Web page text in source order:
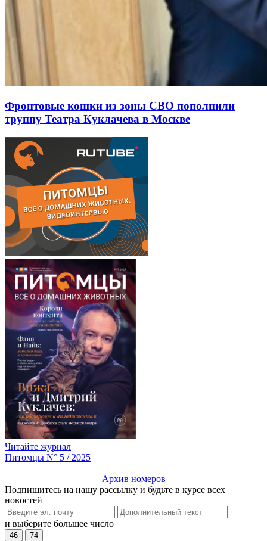
Фронтовые кошки из зоны СВО пополнили
труппу Театра Куклачева в Москве
Читайте журнал
Питомцы N° 5 / 2025
Архив номеров
Подпишитесь на нашу рассылку и будьте в курсе всех
новостей
и выберите большее число
46 74